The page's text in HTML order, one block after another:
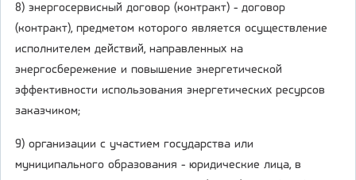
8) энергосервисный договор (контракт) - договор
(контракт), предметом которого является осуществление
исполнителем действий, направленных на
энергосбережение и повышение энергетической
эффективности использования энергетических ресурсов
заказчиком;
9) организации с участием государства или
муниципального образования - юридические лица, в